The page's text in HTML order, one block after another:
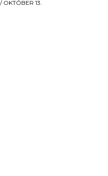
/ OKTÓBER 13.